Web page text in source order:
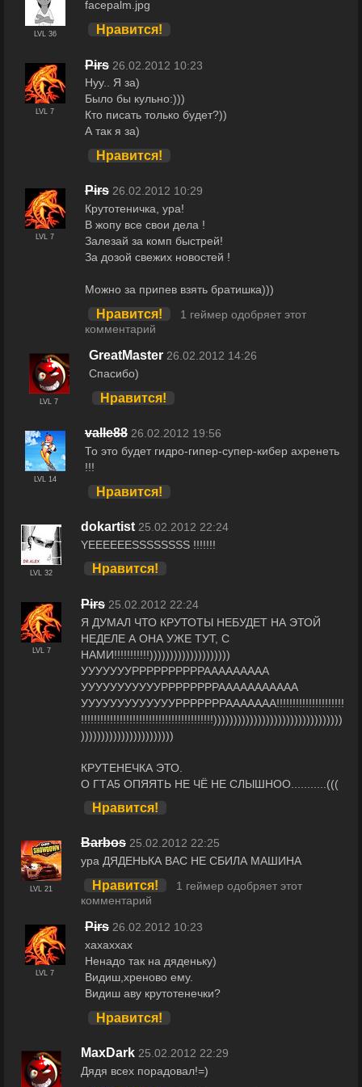
LVL 36
facepalm.jpg
Нравится!
LVL 7
Pirs 26.02.2012 10:23
Нуу.. Я за)
Было бы кульно:)))
Кто писать только будет?))
А так я за)
Нравится!
LVL 7
Pirs 26.02.2012 10:29
Крутотеничка, ура!
В жопу все свои дела !
Залезай за комп быстрей!
За дозой свежих новостей !
Можно за припев взять братишка)))
Нравится!
1 геймер одобряет этот
комментарий
LVL 7
GreatMaster 26.02.2012 14:26
Спасибо)
Нравится!
LVL 14
valle88 26.02.2012 19:56
То это будет гидро-гипер-супер-кибер ахренеть
!!!
Нравится!
LVL 32
dokartist 25.02.2012 22:24
YEEEEEESSSSSSSS !!!!!!!
Нравится!
LVL 7
Pirs 25.02.2012 22:24
Я ДУМАЛ ЧТО КРУТОТЫ НЕБУДЕТ НА ЭТОЙ
НЕДЕЛЕ А ОНА УЖЕ ТУТ, С
НАМИ!!!!!!!!!!!))))))))))))))))))))
УУУУУУУРРРРРРРРРРААААААААА
УУУУУУУУУУУРРРРРРРРААААААААААА
УУУУУУУУУУУУУРРРРРРРААААААА!!!!!!!!!!!!!!!!!!!!!
!!!!!!!!!!!!!!!!!!!!!!!!!!!!!!!!!!!!!!!!!))))))))))))))))))))))))))))))))
)))))))))))))))))))))))
КРУТЕНЕЧКА ЭТО.
О ГТА5 ОПЯЯТЬ НЕ ЧЁ НЕ СЛЫШНОО...........(((
Нравится!
LVL 21
Barbos 25.02.2012 22:25
ура ДЯДЕНЬКА ВАС НЕ СБИЛА МАШИНА
Нравится!
1 геймер одобряет этот
комментарий
LVL 7
Pirs 26.02.2012 10:23
хахаххах
Ненадо так на дяденьку)
Видиш,хреново ему.
Видиш аву крутотенечки?
Нравится!
MaxDark 25.02.2012 22:29
Дядя всех порадовал!=)